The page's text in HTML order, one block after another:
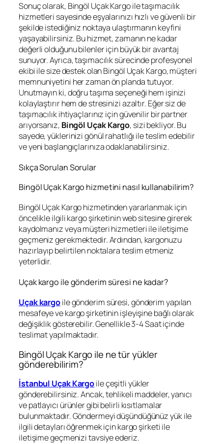
Sonuç olarak, Bingöl Uçak Kargo ile taşımacılık
hizmetleri sayesinde eşyalarınızı hızlı ve güvenli bir
şekilde istediğiniz noktaya ulaştırmanın keyfini
yaşayabilirsiniz. Bu hizmet, zamanın ne kadar
değerli olduğunu bilenler için büyük bir avantaj
sunuyor. Ayrıca, taşımacılık sürecinde profesyonel
ekibi ile size destek olan Bingöl Uçak Kargo, müşteri
memnuniyetini her zaman ön planda tutuyor.
Unutmayın ki, doğru taşıma seçeneği hem işinizi
kolaylaştırır hem de stresinizi azaltır. Eğer siz de
taşımacılık ihtiyaçlarınız için güvenilir bir partner
arıyorsanız, Bingöl Uçak Kargo, sizi bekliyor. Bu
sayede, yüklerinizi gönül rahatlığı ile teslim edebilir
ve yeni başlangıçlarınıza odaklanabilirsiniz.
Sıkça Sorulan Sorular
Bingöl Uçak Kargo hizmetini nasıl kullanabilirim?
Bingöl Uçak Kargo hizmetinden yararlanmak için
öncelikle ilgili kargo şirketinin web sitesine girerek
kaydolmanız veya müşteri hizmetleri ile iletişime
geçmeniz gerekmektedir. Ardından, kargonuzu
hazırlayıp belirtilen noktalara teslim etmeniz
yeterlidir.
Uçak kargo ile gönderim süresi ne kadar?
Uçak kargoile gönderim süresi, gönderim yapılan
mesafeye ve kargo şirketinin işleyişine bağlı olarak
değişiklik gösterebilir. Genellikle 3-4 Saat içinde
teslimat yapılmaktadır.
Bingöl Uçak Kargo ile ne tür yükler
gönderebilirim?
İstanbul Uçak Kargoile çeşitli yükler
gönderebilirsiniz. Ancak, tehlikeli maddeler, yanıcı
ve patlayıcı ürünler gibi belirli kısıtlamalar
bulunmaktadır. Göndermeyi düşündüğünüz yük ile
ilgili detayları öğrenmek için kargo şirketi ile
iletişime geçmenizi tavsiye ederiz.